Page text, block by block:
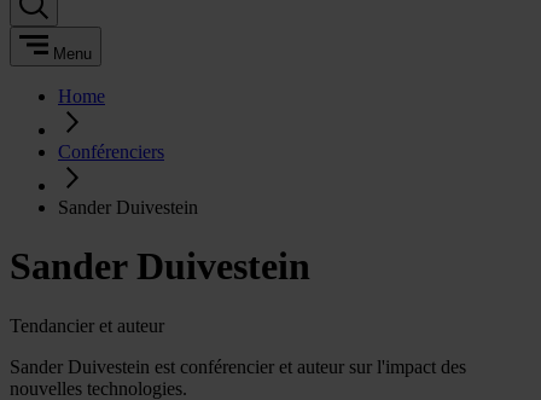
Menu
Home
Conférenciers
Sander Duivestein
Sander Duivestein
Tendancier et auteur
Sander Duivestein est conférencier et auteur sur l'impact des
nouvelles technologies.